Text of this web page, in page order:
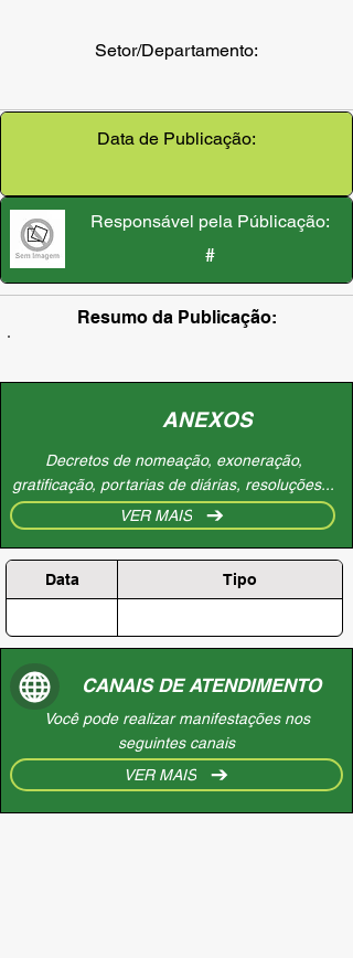
Setor/Departamento:
Data de Publicação:
Responsável pela Públicação:
#
Resumo da Publicação:
ANEXOS
Decretos de nomeação, exoneração,
gratificação, portarias de diárias, resoluções...
VER MAIS
Data Tipo
CANAIS DE ATENDIMENTO
Você pode realizar manifestações nos
seguintes canais
VER MAIS